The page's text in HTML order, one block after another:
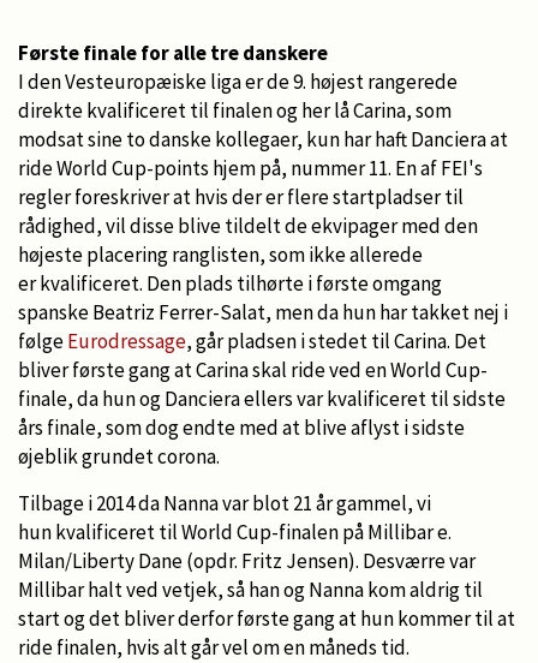
Første finale for alle tre danskere
I den Vesteuropæiske liga er de 9. højest rangerede
direkte kvalificeret til finalen og her lå Carina, som
modsat sine to danske kollegaer, kun har haft Danciera at
ride World Cup-points hjem på, nummer 11. En af FEI's
regler foreskriver at hvis der er flere startpladser til
rådighed, vil disse blive tildelt de ekvipager med den
højeste placering ranglisten, som ikke allerede
er kvalificeret. Den plads tilhørte i første omgang
spanske Beatriz Ferrer-Salat, men da hun har takket nej i
følgeEurodressage, går pladsen i stedet til Carina. Det
bliver første gang at Carina skal ride ved en World Cup-
finale, da hun og Danciera ellers var kvalificeret til sidste
års finale, som dog endte med at blive aflyst i sidste
øjeblik grundet corona.
Tilbage i 2014 da Nanna var blot 21 år gammel, vi
hun kvalificeret til World Cup-finalen på Millibar e.
Milan/Liberty Dane (opdr. Fritz Jensen). Desværre var
Millibar halt ved vetjek, så han og Nanna kom aldrig til
start og det bliver derfor første gang at hun kommer til at
ride finalen, hvis alt går vel om en måneds tid.